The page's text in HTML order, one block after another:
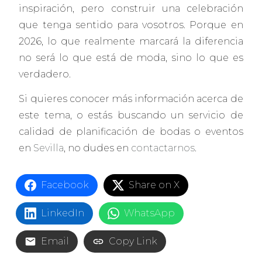
inspiración, pero construir una celebración
que tenga sentido para vosotros. Porque en
2026, lo que realmente marcará la diferencia
no será lo que está de moda, sino lo que es
verdadero.
Si quieres conocer más información acerca de
este tema, o estás buscando un servicio de
calidad de planificación de bodas o eventos
en Sevilla, no dudes en contactarnos.
Facebook Share on X
LinkedIn WhatsApp
Email Copy Link